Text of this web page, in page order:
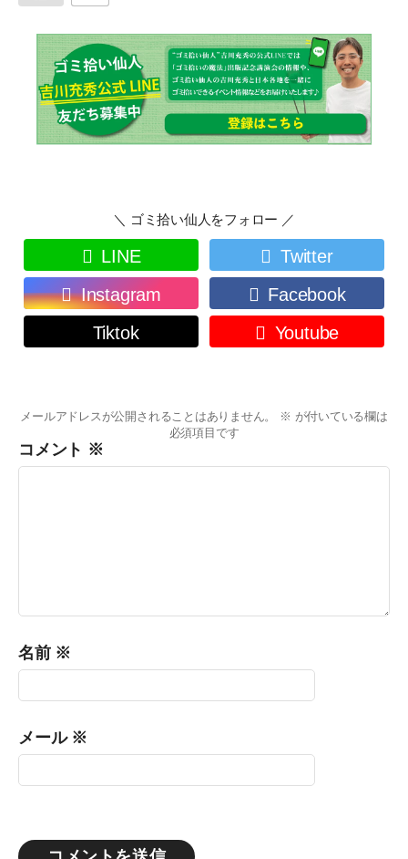
＼ ゴミ拾い仙人をフォロー ／
LINE
Twitter
Instagram
Facebook
Tiktok
Youtube
メールアドレスが公開されることはありません。 ※ が付いている欄は
必須項目です
コメント ※
名前 ※
メール ※